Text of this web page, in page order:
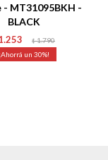
- MT31095BKH -
BLACK
$ 1.790
30